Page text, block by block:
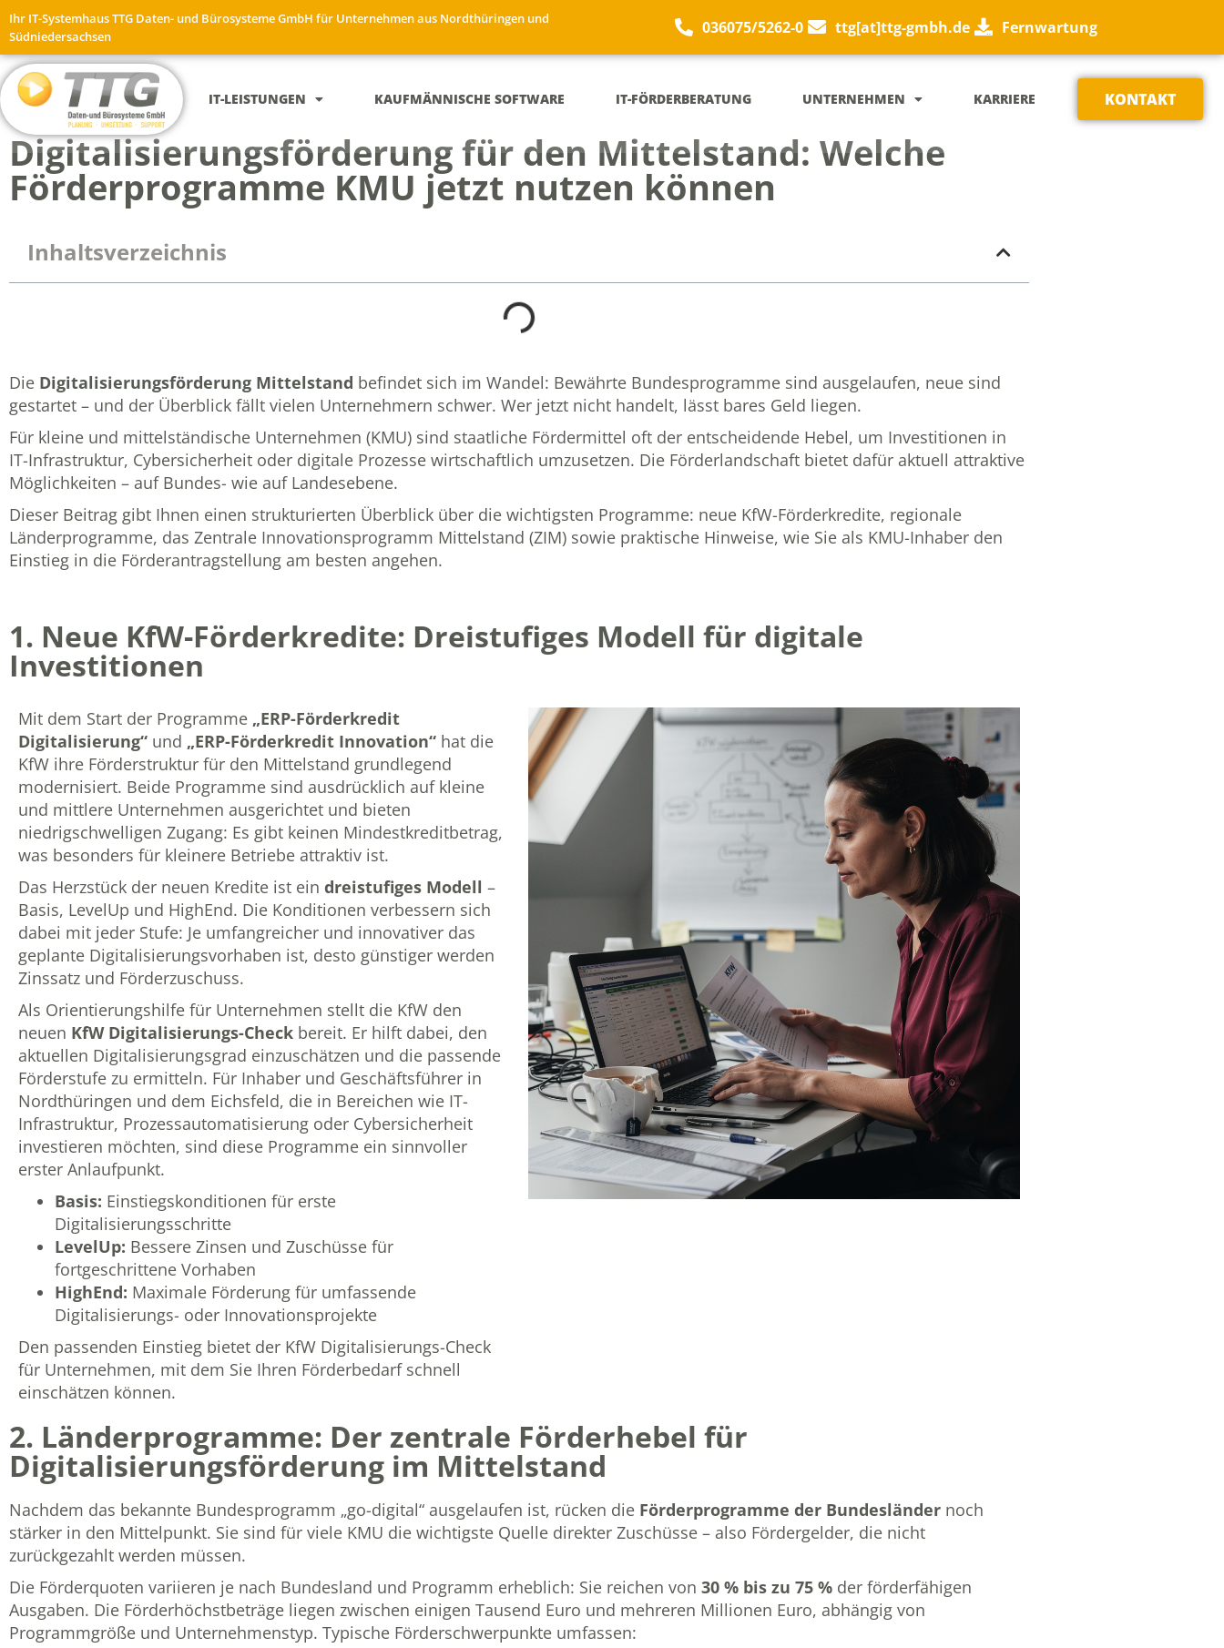
Ihr IT-Systemhaus TTG Daten- und Bürosysteme GmbH für Unternehmen aus Nordthüringen und
Südniedersachsen
036075/5262-0 ttg[at]ttg-gmbh.de Fernwartung
IT-LEISTUNGEN KAUFMÄNNISCHE SOFTWARE IT-FÖRDERBERATUNG UNTERNEHMEN KARRIERE KONTAKT
Digitalisierungsförderung für den Mittelstand: Welche
Förderprogramme KMU jetzt nutzen können
Inhaltsverzeichnis
Die Digitalisierungsförderung Mittelstand befindet sich im Wandel: Bewährte Bundesprogramme sind ausgelaufen, neue sind
gestartet – und der Überblick fällt vielen Unternehmern schwer. Wer jetzt nicht handelt, lässt bares Geld liegen.
Für kleine und mittelständische Unternehmen (KMU) sind staatliche Fördermittel oft der entscheidende Hebel, um Investitionen in
IT-Infrastruktur, Cybersicherheit oder digitale Prozesse wirtschaftlich umzusetzen. Die Förderlandschaft bietet dafür aktuell attraktive
Möglichkeiten – auf Bundes- wie auf Landesebene.
Dieser Beitrag gibt Ihnen einen strukturierten Überblick über die wichtigsten Programme: neue KfW-Förderkredite, regionale
Länderprogramme, das Zentrale Innovationsprogramm Mittelstand (ZIM) sowie praktische Hinweise, wie Sie als KMU-Inhaber den
Einstieg in die Förderantragstellung am besten angehen.
1. Neue KfW-Förderkredite: Dreistufiges Modell für digitale
Investitionen
Mit dem Start der Programme „ERP-Förderkredit
Digitalisierung“ und „ERP-Förderkredit Innovation“ hat die
KfW ihre Förderstruktur für den Mittelstand grundlegend
modernisiert. Beide Programme sind ausdrücklich auf kleine
und mittlere Unternehmen ausgerichtet und bieten
niedrigschwelligen Zugang: Es gibt keinen Mindestkreditbetrag,
was besonders für kleinere Betriebe attraktiv ist.
Das Herzstück der neuen Kredite ist ein dreistufiges Modell –
Basis, LevelUp und HighEnd. Die Konditionen verbessern sich
dabei mit jeder Stufe: Je umfangreicher und innovativer das
geplante Digitalisierungsvorhaben ist, desto günstiger werden
Zinssatz und Förderzuschuss.
Als Orientierungshilfe für Unternehmen stellt die KfW den
neuen KfW Digitalisierungs-Check bereit. Er hilft dabei, den
aktuellen Digitalisierungsgrad einzuschätzen und die passende
Förderstufe zu ermitteln. Für Inhaber und Geschäftsführer in
Nordthüringen und dem Eichsfeld, die in Bereichen wie IT-
Infrastruktur, Prozessautomatisierung oder Cybersicherheit
investieren möchten, sind diese Programme ein sinnvoller
erster Anlaufpunkt.
Basis: Einstiegskonditionen für erste
Digitalisierungsschritte
LevelUp: Bessere Zinsen und Zuschüsse für
fortgeschrittene Vorhaben
HighEnd: Maximale Förderung für umfassende
Digitalisierungs- oder Innovationsprojekte
Den passenden Einstieg bietet der KfW Digitalisierungs-Check
für Unternehmen, mit dem Sie Ihren Förderbedarf schnell
einschätzen können.
2. Länderprogramme: Der zentrale Förderhebel für
Digitalisierungsförderung im Mittelstand
Nachdem das bekannte Bundesprogramm „go-digital“ ausgelaufen ist, rücken die Förderprogramme der Bundesländer noch
stärker in den Mittelpunkt. Sie sind für viele KMU die wichtigste Quelle direkter Zuschüsse – also Fördergelder, die nicht
zurückgezahlt werden müssen.
Die Förderquoten variieren je nach Bundesland und Programm erheblich: Sie reichen von 30 % bis zu 75 % der förderfähigen
Ausgaben. Die Förderhöchstbeträge liegen zwischen einigen Tausend Euro und mehreren Millionen Euro, abhängig von
Programmgröße und Unternehmenstyp. Typische Förderschwerpunkte umfassen: